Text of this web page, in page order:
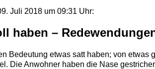
Juli 2018 um 09:31 Uhr:
haben –
Bedeutung etwas satt haben; von etwas
Die Anwohner haben die Nase